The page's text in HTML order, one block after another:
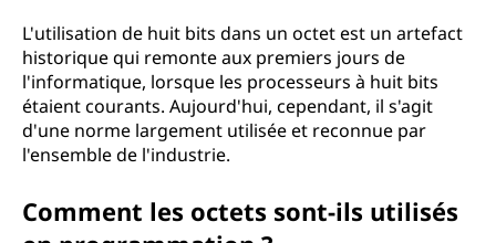
L'utilisation de huit bits dans un octet est un artefact
historique qui remonte aux premiers jours de
l'informatique, lorsque les processeurs à huit bits
étaient courants. Aujourd'hui, cependant, il s'agit
d'une norme largement utilisée et reconnue par
l'ensemble de l'industrie.
Comment les octets sont-ils utilisés